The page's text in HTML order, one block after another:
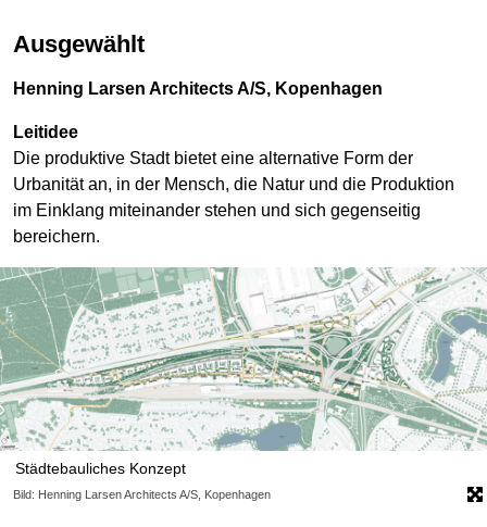
Ausgewählt
Henning Larsen Architects A/S, Kopenhagen
Leitidee
Die produktive Stadt bietet eine alternative Form der
Urbanität an, in der Mensch, die Natur und die Produktion
im Einklang miteinander stehen und sich gegenseitig
bereichern.
Städtebauliches Konzept
Bild: Henning Larsen Architects A/S, Kopenhagen